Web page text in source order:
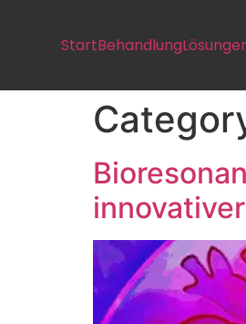
StartBehandlung